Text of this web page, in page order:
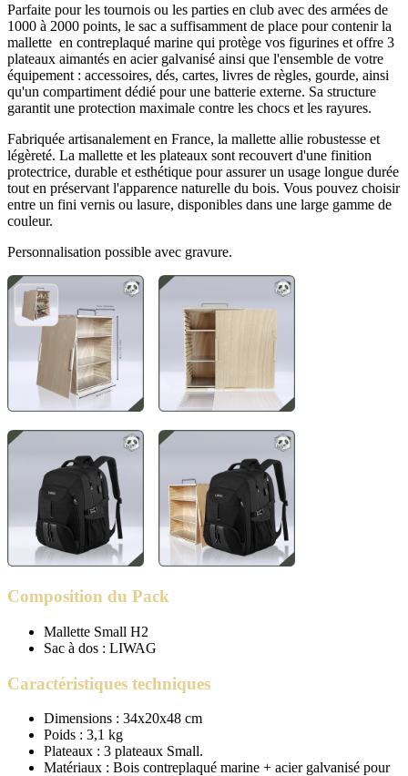
Parfaite pour les tournois ou les parties en club avec des armées de
1000 à 2000 points, le sac a suffisamment de place pour contenir la
mallette en contreplaqué marine qui protège vos figurines et offre 3
plateaux aimantés en acier galvanisé ainsi que l'ensemble de votre
équipement : accessoires, dés, cartes, livres de règles, gourde, ainsi
qu'un compartiment dédié pour une batterie externe. Sa structure
garantit une protection maximale contre les chocs et les rayures.
Fabriquée artisanalement en France, la mallette allie robustesse et
légèreté. La mallette et les plateaux sont recouvert d'une finition
protectrice, durable et esthétique pour assurer un usage longue durée
tout en préservant l'apparence naturelle du bois. Vous pouvez choisir
entre un fini vernis ou lasure, disponibles dans une large gamme de
couleur.
Personnalisation possible avec gravure.
Composition du Pack
Mallette Small H2
Sac à dos : LIWAG
Caractéristiques techniques
Dimensions : 34x20x48 cm
Poids : 3,1 kg
Plateaux : 3 plateaux Small.
Matériaux : Bois contreplaqué marine + acier galvanisé pour